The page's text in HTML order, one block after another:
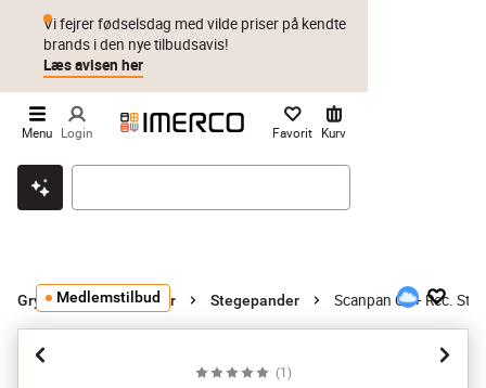
Klik & hent Byt i 1 år Prismatch
Vi fejrer fødselsdag med vilde priser på kendte
brands i den nye tilbudsavis!
Læs avisen her
Menu Login Favorit Kurv
Gryder og stegepander Stegepander Scanpan CS+ Rec.
Medlemstilbud
(1 )